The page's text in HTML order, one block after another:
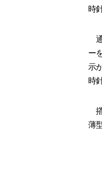
時
通
ー
示
時
搭
薄